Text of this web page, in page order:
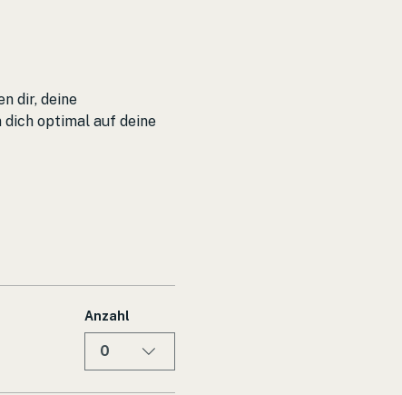
dir, deine
dich optimal auf deine
Anzahl
0